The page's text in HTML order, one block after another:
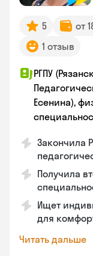
5 от
1 отзыв
РГПУ
Есенина),
Закончилa
Получила
Ищет
для
Читать дальше